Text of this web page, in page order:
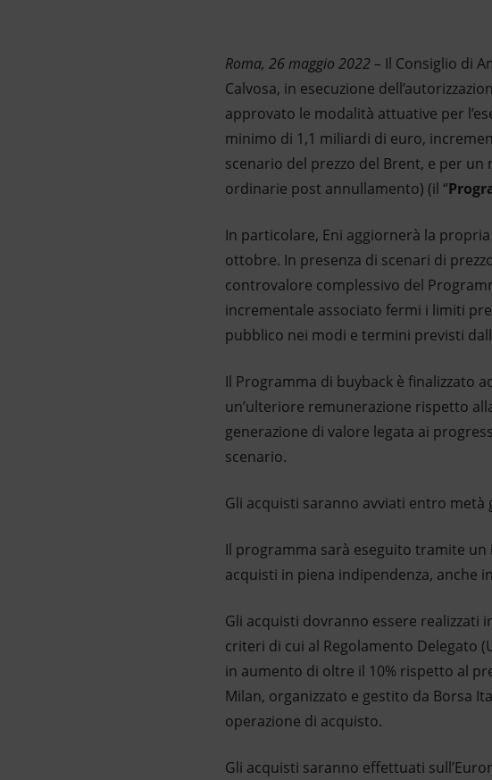
Roma, 26 maggio 2022 – Il Consiglio di
Calvosa, in esecuzione
approvato le modalità attuative per
minimo di 1,1 miliardi di euro,
scenario del prezzo del Brent, e per
ordinarie post annullamento) (il “
In particolare, Eni aggiornerà la
ottobre. In presenza di scenari di
controvalore complessivo del
incrementale associato fermi i limiti
pubblico nei modi e termini previsti
Il Programma di buyback è finalizzato
un’ulteriore remunerazione rispetto
generazione di valore legata ai
scenario.
Gli acquisti saranno avviati entro
Il programma sarà eseguito tramite
acquisti in piena indipendenza, anche
Gli acquisti dovranno essere realizzati
criteri di cui al Regolamento Delegato
in aumento di oltre il 10% rispetto al
Milan, organizzato e gestito da Borsa
operazione di acquisto.
Gli acquisti saranno effettuati